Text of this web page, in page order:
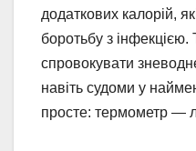
додаткових калорій,
боротьбу з
спровокувати
навіть судоми у
просте: термометр —